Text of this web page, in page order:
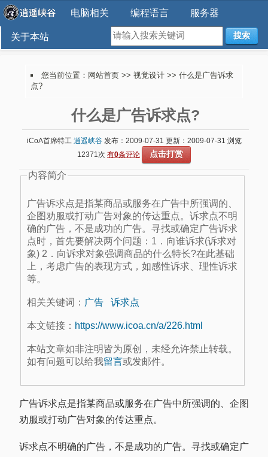
电脑相关 编程语言 服务器
关于本站 搜索
您当前位置： 网站首页 >> 视觉设计 >> 什么是广告诉求
点?
什么是广告诉求点?
iCoA首席特工 逍遥峡谷发布：2009-07-31 更新：2009-07-31 浏览
12371次 有0条评论 点击打赏
内容简介
广告诉求点是指某商品或服务在广告中所强调的、
企图劝服或打动广告对象的传达重点。诉求点不明
确的广告，不是成功的广告。寻找或确定广告诉求
点时，首先要解决两个问题：1．向谁诉求(诉求对
象) 2．向诉求对象强调商品的什么特长?在此基础
上，考虑广告的表现方式，如感性诉求、理性诉求
等。
相关关键词： 广告 诉求点
本文链接： https://www.icoa.cn/a/226.html
本站文章如非注明皆为原创，未经允许禁止转载。
如有问题可以给我留言或发邮件。
广告诉求点是指某商品或服务在广告中所强调的、企图
劝服或打动广告对象的传达重点。
诉求点不明确的广告，不是成功的广告。寻找或确定广